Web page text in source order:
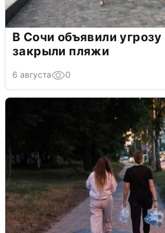
В Сочи объявили
закрыли пляжи
6 августа 0